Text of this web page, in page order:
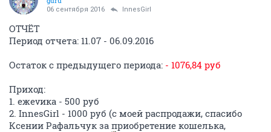
06 сентября 2016 InnesGirl
ОТЧЁТ
Период отчета: 11.07 - 06.09.2016
Остаток с предыдущего периода: - 1076,84 руб
Приход:
1. ежеvика - 500 руб
2. InnesGirl - 1000 руб (с моей распродажи, спасибо
Ксении Рафальчук за приобретение кошелька,